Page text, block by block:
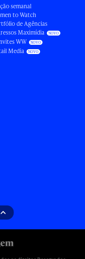
semanal
to Watch
de Agências
Maximídia
WW
Media